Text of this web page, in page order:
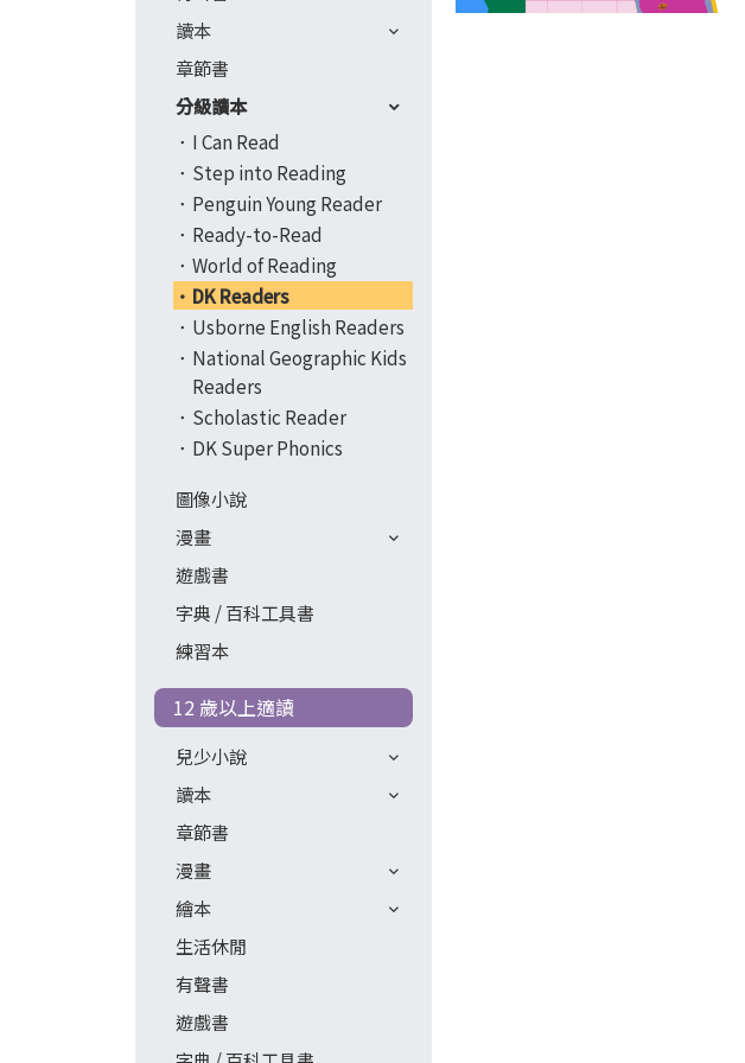
讀本
章節書
分級讀本
I Can Read
Step into Reading
Penguin Young Reader
Ready-to-Read
World of Reading
DK Readers
Usborne English Readers
National Geographic Kids
Readers
Scholastic Reader
DK Super Phonics
圖像小說
漫畫
遊戲書
字典 / 百科工具書
練習本
12 歲以上適讀
兒少小說
讀本
章節書
漫畫
繪本
生活休閒
有聲書
遊戲書